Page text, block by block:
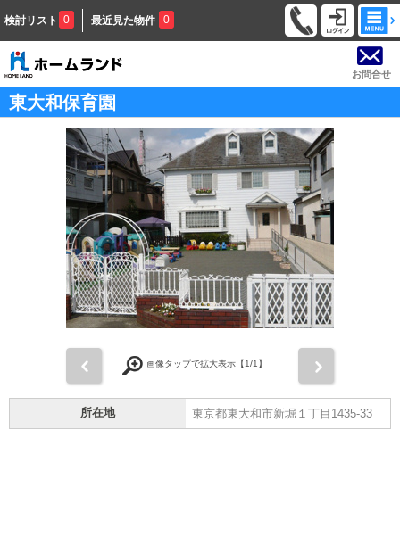
検討リスト 0 最近見た物件 0
お問合せ
東大和保育園
画像タップで拡大表示【1/1】
所在地 東京都東大和市新堀１丁目1435-33